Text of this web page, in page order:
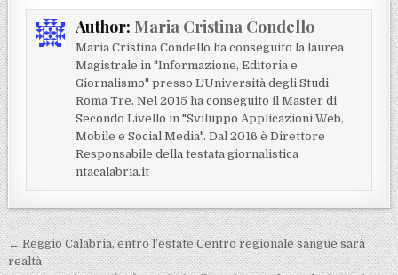
Author: Maria Cristina Condello
Maria Cristina Condello ha conseguito la laurea
Magistrale in "Informazione, Editoria e
Giornalismo" presso L'Università degli Studi
Roma Tre. Nel 2015 ha conseguito il Master di
Secondo Livello in "Sviluppo Applicazioni Web,
Mobile e Social Media". Dal 2016 è Direttore
Responsabile della testata giornalistica
ntacalabria.it
Navigazione articoli
← Reggio Calabria, entro l’estate Centro regionale sangue sarà
realtà